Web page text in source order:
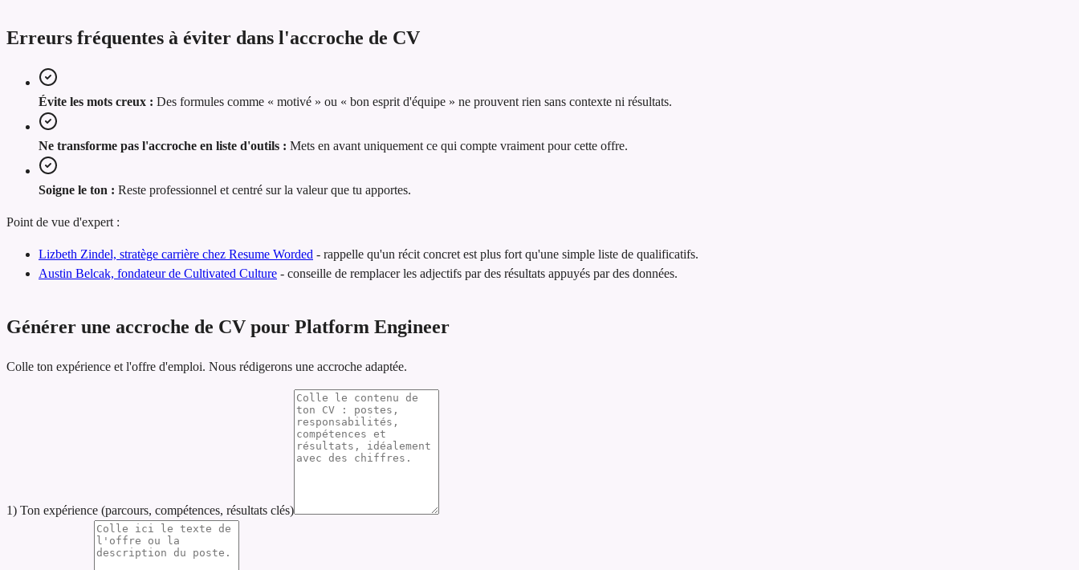
Erreurs fréquentes à éviter dans l'accroche de CV
Évite les mots creux : Des formules comme « motivé » ou « bon esprit d'équipe » ne prouvent rien sans contexte ni résultats.
Ne transforme pas l'accroche en liste d'outils : Mets en avant uniquement ce qui compte vraiment pour cette offre.
Soigne le ton : Reste professionnel et centré sur la valeur que tu apportes.
Point de vue d'expert :
Lizbeth Zindel, stratège carrière chez Resume Worded - rappelle qu'un récit concret est plus fort qu'une simple liste de qualificatifs.
Austin Belcak, fondateur de Cultivated Culture - conseille de remplacer les adjectifs par des résultats appuyés par des données.
Générer une accroche de CV pour Platform Engineer
Colle ton expérience et l'offre d'emploi. Nous rédigerons une accroche adaptée.
1) Ton expérience (parcours, compétences, résultats clés)